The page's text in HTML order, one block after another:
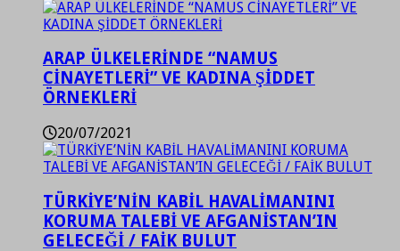
ARAP ÜLKELERİNDE “NAMUS
CİNAYETLERİ” VE KADINA ŞİDDET
ÖRNEKLERİ
20/07/2021
TÜRKİYE’NİN KABİL HAVALİMANINI
KORUMA TALEBİ VE AFGANİSTAN’IN
GELECEĞİ / FAİK BULUT